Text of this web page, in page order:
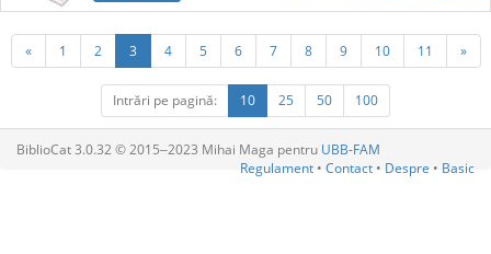
« 1 2 3 4 5 6 7 8 9 10 11 »
Intrări pe pagină: 10 25 50 100
BiblioCat 3.0.32 © 2015‒2023 Mihai Maga pentru UBB-FAM
Regulament • Contact • Despre • Basic